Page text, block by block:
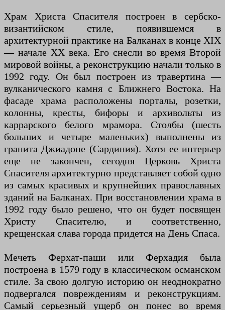
Храм Христа Спасителя построен в сербско-
византийском стиле, появившемся в
архитектурной практике на Балканах в конце XIX
— начале XX века. Его снесли во время Второй
мировой войны, а реконструкцию начали только в
1992 году. Он был построен из травертина —
вулканического камня с Ближнего Востока. На
фасаде храма расположены порталы, розетки,
колонны, кресты, бифоры и архивольты из
каррарского белого мрамора. Столбы (шесть
больших и четыре маленьких) выполнены из
гранита Джиадоне (Сардиния). Хотя ее интерьер
еще не закончен, сегодня Церковь Христа
Спасителя архитектурно представляет собой одно
из самых красивых и крупнейших православных
зданий на Балканах. При восстановлении храма в
1992 году было решено, что он будет посвящен
Христу Спасителю, и соответственно,
крещенская слава города придется на День Спаса.
Мечеть Ферхат-паши или Ферхадия была
построена в 1579 году в классическом османском
стиле. За свою долгую историю он неоднократно
подвергался повреждениям и реконструкциям.
Самый серьезный ущерб он понес во время